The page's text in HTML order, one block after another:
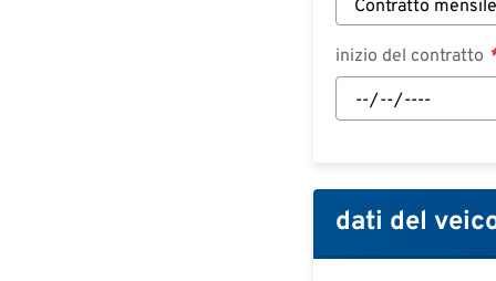
inizio del contratto
inizio
del
dati del